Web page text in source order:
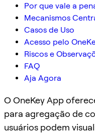
Por que vale a
Mecanismos
Casos de Uso
Acesso pelo
Riscos e
FAQ
Aja Agora
O OneKey App
para agregação de
usuários podem